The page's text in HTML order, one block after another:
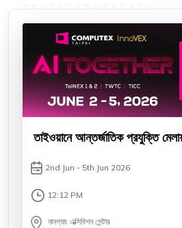
তাইওয়ানে আন্তর্জাতিক প্রযুক্তি
2nd Jun - 5th Jun 2026
12:12 PM
নানগ্যাং এক্সিবিশন সেন্টার